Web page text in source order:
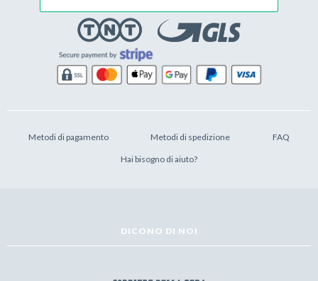
Metodi di pagamento Metodi di spedizione FAQ
Hai bisogno di aiuto?
DICONO DI NOI